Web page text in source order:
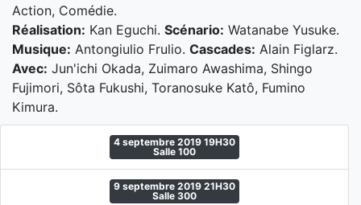
Action, Comédie.
Réalisation: Kan Eguchi. Scénario: Watanabe Yusuke.
Musique: Antongiulio Frulio. Cascades: Alain Figlarz.
Avec: Jun'ichi Okada, Zuimaro Awashima, Shingo
Fujimori, Sôta Fukushi, Toranosuke Katô, Fumino
Kimura.
4 septembre 2019 19H30
Salle 100
9 septembre 2019 21H30
Salle 300